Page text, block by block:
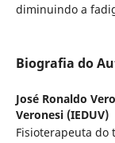
diminuindo a
Biografia do
José Ronaldo
Veronesi (IEDUV)
Fisioterapeuta